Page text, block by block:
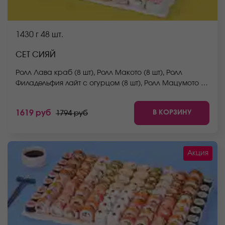
1430 г 48 шт.
СЕТ СИЯЙ
Ролл Лава краб (8 шт), Ролл Макото (8 шт), Ролл
Филадельфия лайт с огурцом (8 шт), Ролл Мацумото (8
забудьте заказать имбирь, васаби и соевый соус.
Они не входят в стоимость заказа. *Внешний вид
блюда может отличаться от фото на сайте.
1619 руб 1794 руб В КОРЗИНУ
Акция